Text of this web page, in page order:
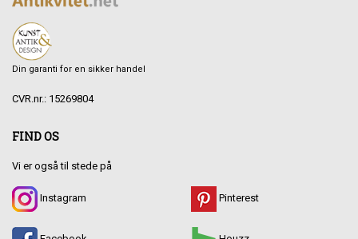
Din garanti for en sikker handel
CVR.nr.: 15269804
FIND OS
Vi er også til stede på
Instagram Pinterest